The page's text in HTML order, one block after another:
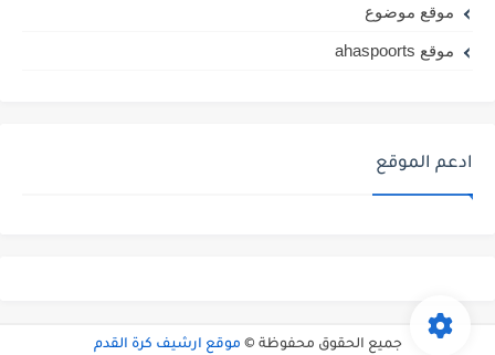
موقع موضوع
موقع ahaspoorts
ادعم الموقع
جميع الحقوق محفوظة © موقع ارشيف كرة القدم